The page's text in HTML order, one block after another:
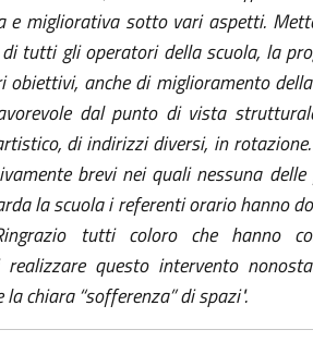
e migliorativa sotto vari aspetti.
tutti gli operatori della scuola, la
obiettivi, anche di miglioramento
dal punto di vista
di indirizzi diversi, in
brevi nei quali nessuna
la scuola i referenti orario hanno
tutti coloro che hanno
questo intervento
chiara “sofferenza” di spazi".